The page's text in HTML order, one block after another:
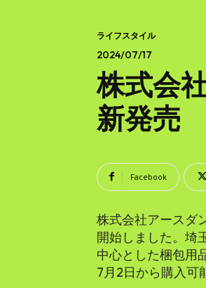
ライフスタイル
2024/07/17
株式会
新発売
Facebook
株式会社アースダ
開始しました。埼
中心とした梱包用
7月2日から購入可